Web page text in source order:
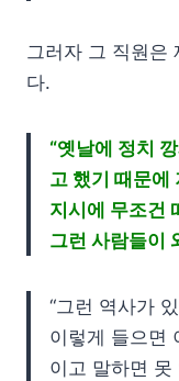
그러자 그 직원은
다.
“옛날에 정치
고 했기 때문에
지시에 무조건
그런 사람들이
“그런 역사가
이렇게 들으면
이고 말하면 못